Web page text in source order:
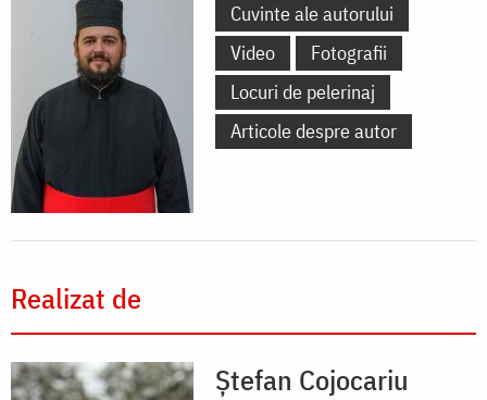
Cuvinte ale autorului
Video
Fotografii
Locuri de pelerinaj
Articole despre autor
Realizat de
Ștefan Cojocariu